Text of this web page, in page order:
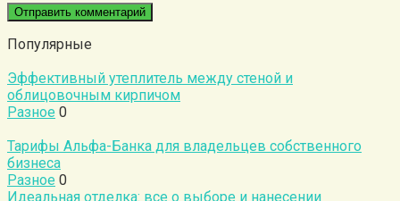
Популярные
Эффективный утеплитель между стеной и
облицовочным кирпичом
Разное 0
Тарифы Альфа-Банка для владельцев собственного
бизнеса
Разное 0
Идеальная отделка: все о выборе и нанесении